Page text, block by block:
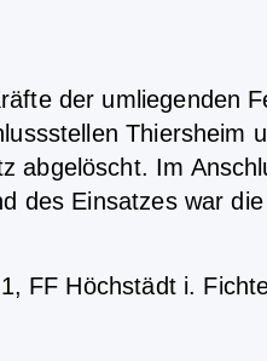
der umliegenden
abgelöscht. Im
des Einsatzes war
FF Höchstädt i.